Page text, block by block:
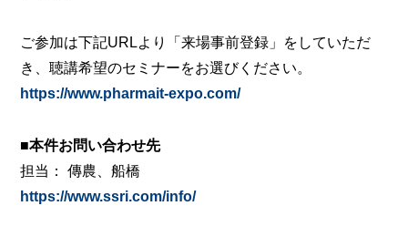
ご参加は下記URLより「来場事前登録」をしていただ
き、聴講希望のセミナーをお選びください。
https://www.pharmait-expo.com/
■本件お問い合わせ先
担当： 傳農、船橋
https://www.ssri.com/info/